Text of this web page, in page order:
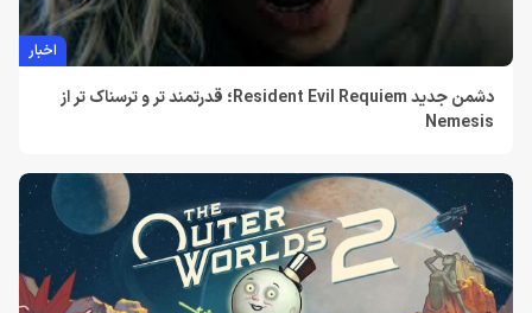
اخبار
دشمن جدید Resident Evil Requiem؛ قدرتمند تر و ترسناک‌ تر از
Nemesis